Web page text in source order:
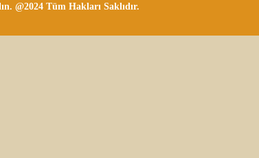
@2024 Tüm Hakları Saklıdır.